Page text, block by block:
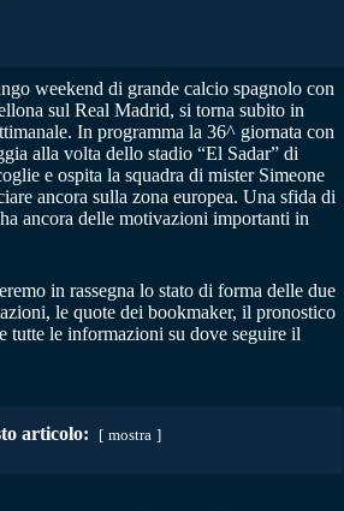
weekend di grande calcio spagnolo con
sul Real Madrid, si torna subito in
In programma la 36^ giornata con
alla volta dello stadio “El Sadar” di
e ospita la squadra di mister Simeone
ancora sulla zona europea. Una sfida di
ancora delle motivazioni importanti in
in rassegna lo stato di forma delle due
le quote dei bookmaker, il pronostico
tutte le informazioni su dove seguire il
articolo: mostra